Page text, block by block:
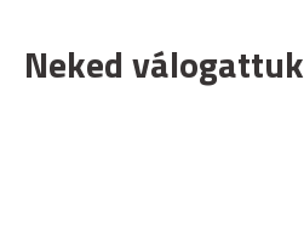
Neked válogattuk